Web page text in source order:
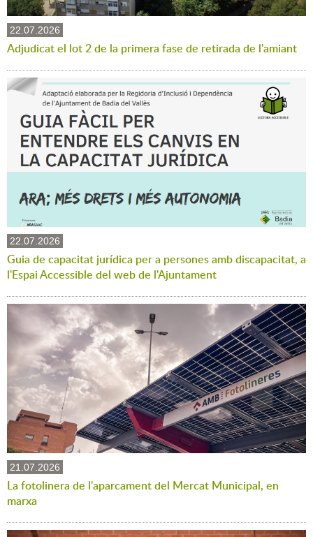
22.07.2026
Adjudicat el lot 2 de la primera fase de retirada de l'amiant
22.07.2026
Guia de capacitat jurídica per a persones amb discapacitat, a
l'Espai Accessible del web de l'Ajuntament
21.07.2026
La fotolinera de l'aparcament del Mercat Municipal, en
marxa